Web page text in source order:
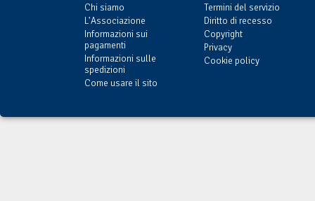
Chi siamo
L'Associazione
Informazioni sui
pagamenti
Informazioni sulle
spedizioni
Come usare il sito
Termini del servizio
Diritto di recesso
Copyright
Privacy
Cookie policy